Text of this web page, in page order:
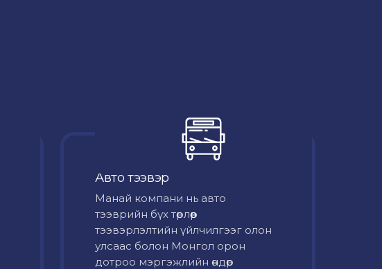
Авто тээвэр
Mанай компани нь авто
тээврийн бүх төрлөөр
тээвэрлэлтийн үйлчилгээг олон
улсаас болон Монгол орон
дотроо мэргэжлийн өндөр